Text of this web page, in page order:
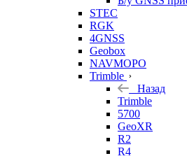
STEC
RGK
4GNSS
Geobox
NAVMOPO
Trimble
Назад
Trimble
5700
GeoXR
R2
R4